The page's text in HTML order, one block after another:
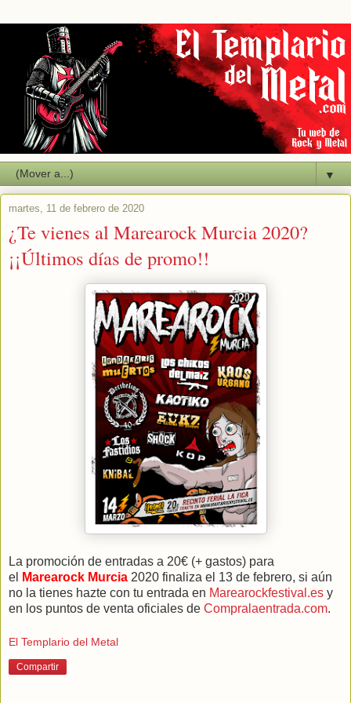
▼
martes, 11 de febrero de 2020
¿Te vienes al Marearock Murcia 2020?
¡¡Últimos días de promo!!
La promoción de entradas a 20€ (+ gastos) para
el
Marearock Murcia 2020 finaliza el 13 de febrero, si aún
no la tienes hazte con tu entrada en Marearockfestival.es y
en los puntos de venta oficiales de Compralaentrada.com.
El Templario del Metal
Compartir